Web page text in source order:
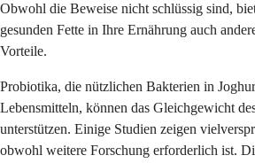
Obwohl die Beweise nicht schlüssig sind,
gesunden Fette in Ihre Ernährung auch
Vorteile.
Probiotika, die nützlichen Bakterien in
Lebensmitteln, können das Gleichgewicht
unterstützen. Einige Studien zeigen
obwohl weitere Forschung erforderlich ist.